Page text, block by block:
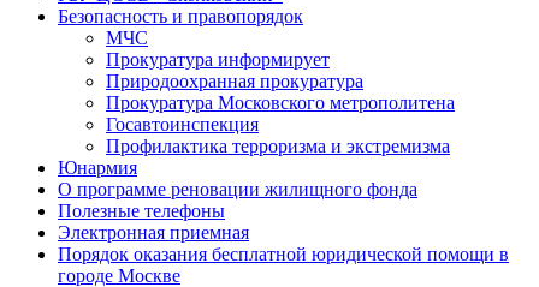
Безопасность и правопорядок
МЧС
Прокуратура информирует
Природоохранная прокуратура
Прокуратура Московского метрополитена
Госавтоинспекция
Профилактика терроризма и экстремизма
Юнармия
О программе реновации жилищного фонда
Полезные телефоны
Электронная приемная
Порядок оказания бесплатной юридической помощи в
городе Москве